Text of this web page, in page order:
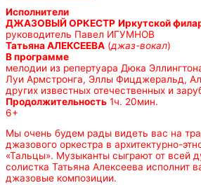
Исполнители
ДЖАЗОВЫЙ ОРКЕСТР Иркутской
руководитель Павел ИГУМНОВ
Татьяна АЛЕКСЕЕВА (джаз-вокал)
В программе
мелодии из репертуара Дюка
Луи Армстронга, Эллы Фицджеральд,
других известных отечественных и
Продолжительность 1ч. 20мин.
6+
Мы очень будем рады видеть вас на
джазового оркестра в архитектурно-
«Тальцы». Музыканты сыграют от всей
солистка Татьяна Алексеева исполнит
джазовые композиции.